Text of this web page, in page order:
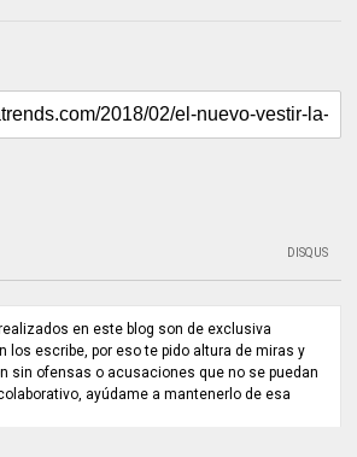
DISQUS
en este blog son de exclusiva
los escribe, por eso te pido altura de miras y
sin ofensas o acusaciones que no se puedan
ayúdame a mantenerlo de esa